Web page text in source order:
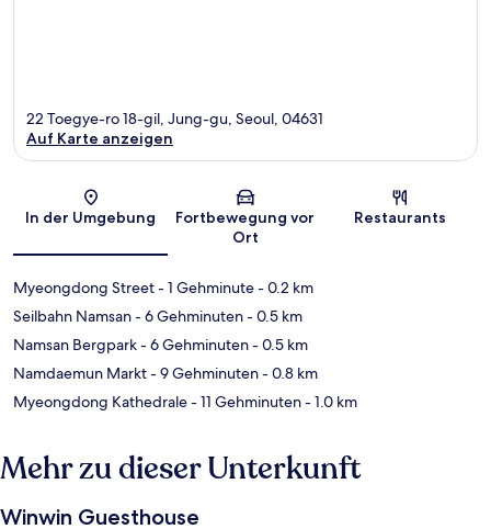
Karte
22 Toegye-ro 18-gil, Jung-gu, Seoul, 04631
Auf Karte anzeigen
In der Umgebung
Fortbewegung vor
Ort
Restaurants
Myeongdong Street- 1 Gehminute- 0.2 km
Seilbahn Namsan- 6 Gehminuten- 0.5 km
Namsan Bergpark- 6 Gehminuten- 0.5 km
Namdaemun Markt- 9 Gehminuten- 0.8 km
Myeongdong Kathedrale- 11 Gehminuten- 1.0 km
Mehr zu dieser Unterkunft
Winwin Guesthouse